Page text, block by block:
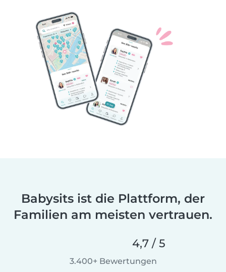
Babysits ist die Plattform, der
Familien am meisten vertrauen.
4,7 / 5
3.400+ Bewertungen